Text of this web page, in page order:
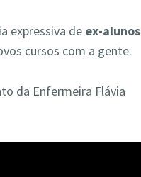
expressiva de ex-alunos
cursos com a gente.
da Enfermeira Flávia